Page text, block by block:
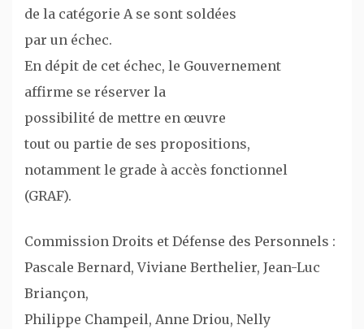
de la catégorie A se sont soldées
par un échec.
En dépit de cet échec, le Gouvernement
affirme se réserver la
possibilité de mettre en œuvre
tout ou partie de ses propositions,
notamment le grade à accès fonctionnel
(GRAF).
Commission Droits et Défense des Personnels :
Pascale Bernard, Viviane Berthelier, Jean-Luc
Briançon,
Philippe Champeil, Anne Driou, Nelly